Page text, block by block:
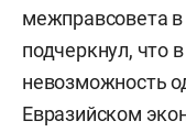
межправсовета
подчеркнул, что
невозможность
Евразийском